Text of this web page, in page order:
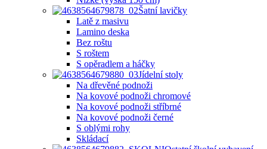
Šatní lavičky
Latě z masivu
Lamino deska
Bez roštu
S roštem
S opěradlem a háčky
Jídelní stoly
Na dřevěné podnoži
Na kovové podnoži chromové
Na kovové podnoži stříbrné
Na kovové podnoži černé
S oblými rohy
Skládací